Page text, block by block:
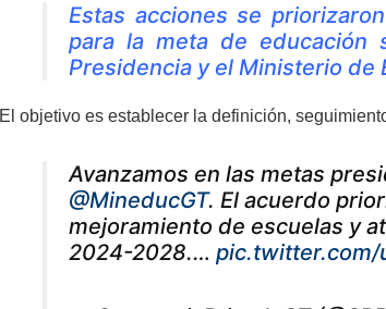
Estas acciones se
para la meta de educación
Presidencia y el Ministerio de
El objetivo es establecer la definición,
Avanzamos en las metas
@MineducGT. El acuerdo
mejoramiento de escuelas y
2024-2028.… pic.twitter.com/